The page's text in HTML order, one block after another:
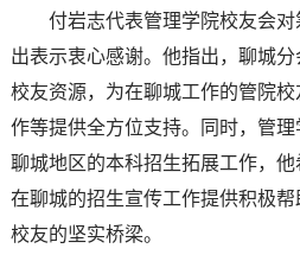
付岩志代表管理学院校友会
出表示衷心感谢。他指出，聊城
校友资源，为在聊城工作的管院
作等提供全方位支持。同时，管
聊城地区的本科招生拓展工作，
在聊城的招生宣传工作提供积极
校友的坚实桥梁。